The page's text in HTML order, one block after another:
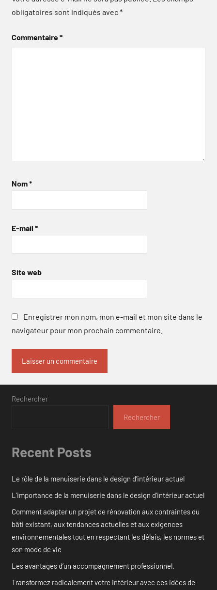
obligatoires sont indiqués avec*
Commentaire*
Nom*
E-mail *
Site web
Enregistrer mon nom, mon e-mail et mon site dans le
navigateur pour mon prochain commentaire.
Rechercher
Rechercher
Recent Posts
Le rôle de la menuiserie dans le design d’intérieur actuel
L’importance de la menuiserie dans le design d’intérieur actuel
Comment adapter un projet de rénovation aux contraintes du
bâti existant, aux tendances actuelles et aux exigences
environnementales tout en respectant les délais, les normes et
son mode de vie
Les avantages d’un accompagnement professionnel.
Transformez radicalement votre intérieur avec ces idées de